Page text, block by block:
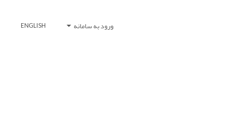
ورود به سامانه ENGLISH